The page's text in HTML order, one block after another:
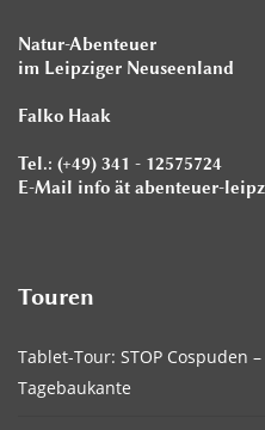
Natur-Abenteuer
im Leipziger Neuseenland
Falko Haak
Tel.: (+49) 341 - 12575724
E-Mail info ät abenteuer-
Touren
Tablet-Tour: STOP Cospuden
Tagebaukante